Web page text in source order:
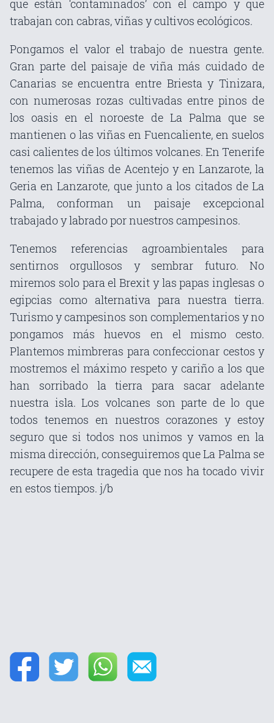
que están ‘contaminados’ con el campo y que
trabajan con cabras, viñas y cultivos ecológicos.
Pongamos el valor el trabajo de nuestra gente.
Gran parte del paisaje de viña más cuidado de
Canarias se encuentra entre Briesta y Tinizara,
con numerosas rozas cultivadas entre pinos de
los oasis en el noroeste de La Palma que se
mantienen o las viñas en Fuencaliente, en suelos
casi calientes de los últimos volcanes. En Tenerife
tenemos las viñas de Acentejo y en Lanzarote, la
Geria en Lanzarote, que junto a los citados de La
Palma, conforman un paisaje excepcional
trabajado y labrado por nuestros campesinos.
Tenemos referencias agroambientales para
sentirnos orgullosos y sembrar futuro. No
miremos solo para el Brexit y las papas inglesas o
egipcias como alternativa para nuestra tierra.
Turismo y campesinos son complementarios y no
pongamos más huevos en el mismo cesto.
Plantemos mimbreras para confeccionar cestos y
mostremos el máximo respeto y cariño a los que
han sorribado la tierra para sacar adelante
nuestra isla. Los volcanes son parte de lo que
todos tenemos en nuestros corazones y estoy
seguro que si todos nos unimos y vamos en la
misma dirección, conseguiremos que La Palma se
recupere de esta tragedia que nos ha tocado vivir
en estos tiempos. j/b